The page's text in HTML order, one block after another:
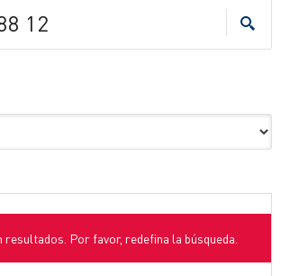
Por favor, redefina la búsqueda.